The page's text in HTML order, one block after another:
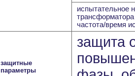
испытательное
частота/время
защитные
параметры
защита